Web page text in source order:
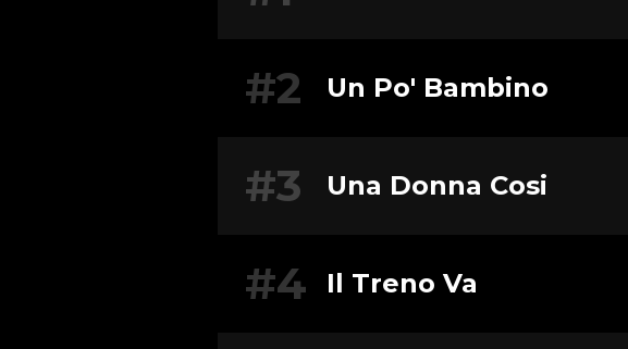
#2 Un Po' Bambino
#3 Una Donna Cosi
#4 Il Treno Va